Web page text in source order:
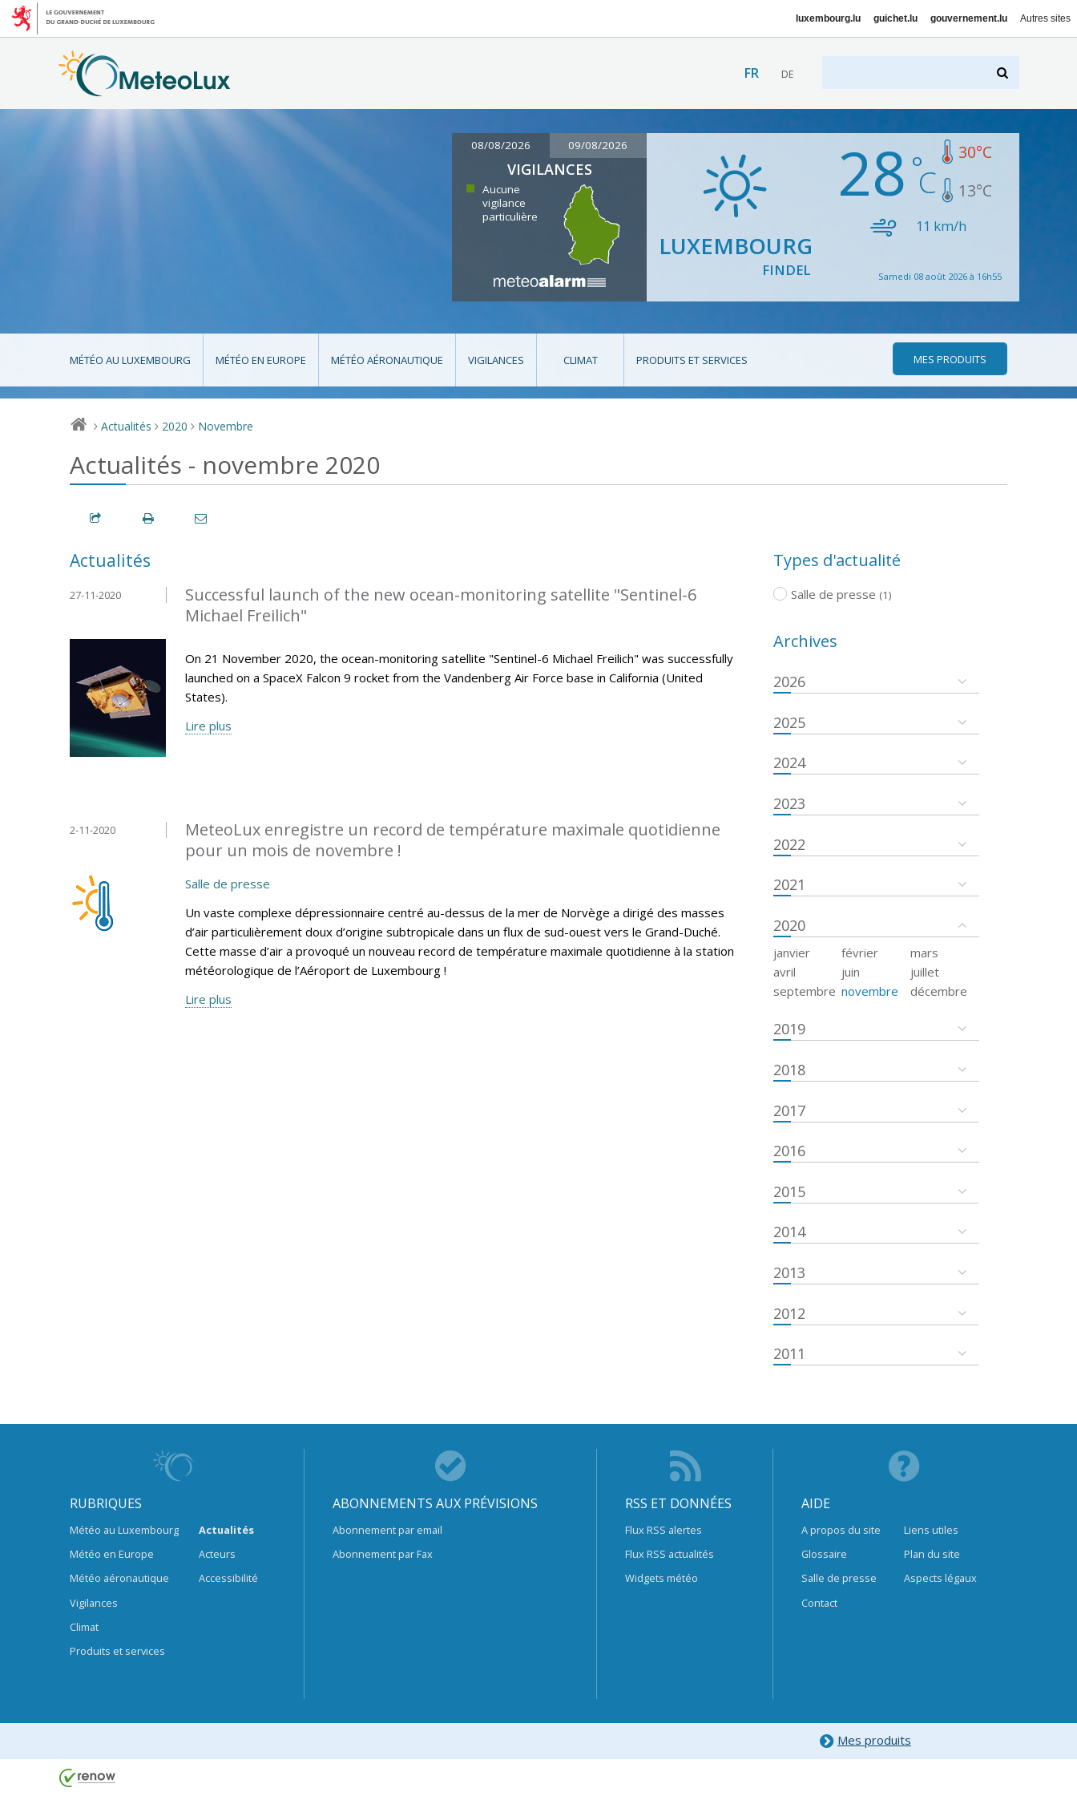
luxembourg.lu guichet.lu gouvernement.lu Autres sites
FR DE
08/08/2026 09/08/2026
VIGILANCES
Aucune
vigilance
particulière
LUXEMBOURG
FINDEL
28 30°C
13°C
11 km/h
Samedi 08 août 2026 à 16h55
MÉTÉO AU LUXEMBOURG MÉTÉO EN EUROPE MÉTÉO AÉRONAUTIQUE VIGILANCES CLIMAT PRODUITS ET SERVICES MES PRODUITS
> Actualités > 2020 > Novembre
Actualités - novembre 2020
Actualités
Successful launch of the new ocean-monitoring satellite "Sentinel-6
Michael Freilich"
27-11-2020
On 21 November 2020, the ocean-monitoring satellite "Sentinel-6 Michael Freilich" was successfully
launched on a SpaceX Falcon 9 rocket from the Vandenberg Air Force base in California (United
States).
Lire plus
MeteoLux enregistre un record de température maximale quotidienne
pour un mois de novembre !
2-11-2020
Salle de presse
Un vaste complexe dépressionnaire centré au-dessus de la mer de Norvège a dirigé des masses
d’air particulièrement doux d’origine subtropicale dans un flux de sud-ouest vers le Grand-Duché.
Cette masse d’air a provoqué un nouveau record de température maximale quotidienne à la station
météorologique de l’Aéroport de Luxembourg !
Lire plus
Types d'actualité
Salle de presse (1)
Archives
2026
2025
2024
2023
2022
2021
2020
janvier février
mars
avril
juin
juillet
septembre novembre décembre
2019
2018
2017
2016
2015
2014
2013
2012
2011
RUBRIQUES
Météo au Luxembourg
Météo en Europe
Météo aéronautique
Vigilances
Climat
Produits et services
Actualités
Acteurs
Accessibilité
ABONNEMENTS AUX PRÉVISIONS
Abonnement par email
Abonnement par Fax
RSS ET DONNÉES
Flux RSS alertes
Flux RSS actualités
Widgets météo
AIDE
A propos du site
Glossaire
Salle de presse
Contact
Liens utiles
Plan du site
Aspects légaux
Mes produits